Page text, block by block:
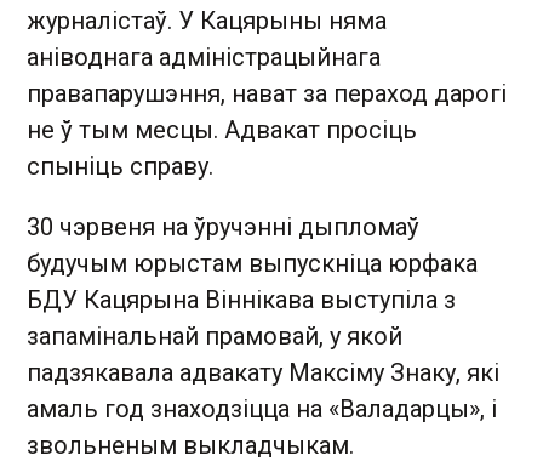
журналістаў. У Кацярыны няма
аніводнага адміністрацыйнага
правапарушэння, нават за пераход дарогі
не ў тым месцы. Адвакат просіць
спыніць справу.
30 чэрвеня на ўручэнні дыпломаў
будучым юрыстам выпускніца юрфака
БДУ Кацярына Віннікава выступіла з
запамінальнай прамовай, у якой
падзякавала адвакату Максіму Знаку, які
амаль год знаходзіцца на «Валадарцы», і
звольненым выкладчыкам.